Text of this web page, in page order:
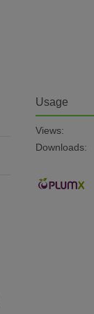
Usage
Views:
Downloads: